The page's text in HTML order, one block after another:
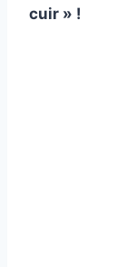
cuir » !